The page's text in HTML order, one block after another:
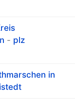
- plz
in